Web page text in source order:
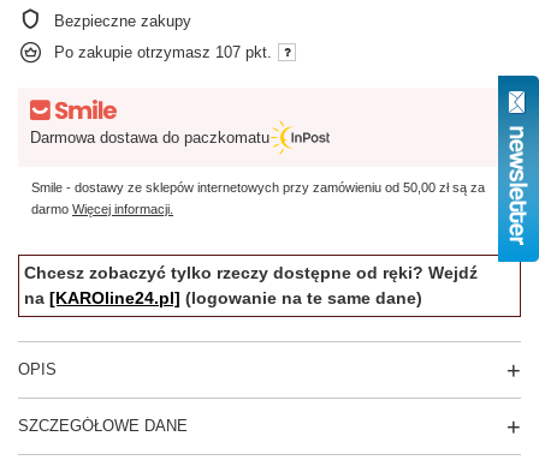
Bezpieczne zakupy
Po zakupie otrzymasz 107 pkt.
Darmowa dostawa do paczkomatu
Smile - dostawy ze sklepów internetowych przy zamówieniu od 50,00 złsą za
darmo Więcej informacji.
Chcesz zobaczyć tylko rzeczy dostępne od ręki? Wejdź
na [KAROline24.pl] (logowanie na te same dane)
OPIS
SZCZEGÓŁOWE DANE